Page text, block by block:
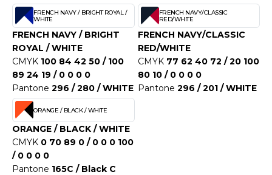
SEGURIDAD
DUICK
FRENCH NAVY / BRIGHT ROYAL /
WHITE
FRENCH NAVY / BRIGHT
ROYAL / WHITE
CMYK 100 84 42 50 / 100
89 24 19 / 0 0 0 0
Pantone 296 / 280 / WHITE
FRENCH NAVY/CLASSIC
RED/WHITE
FRENCH NAVY/CLASSIC
RED/WHITE
CMYK 77 62 40 72 / 20 100
80 10 / 0 0 0 0
Pantone 296 / 201 / WHITE
ORANGE / BLACK / WHITE
ORANGE / BLACK / WHITE
CMYK 0 70 89 0 / 0 0 0 100
/ 0 0 0 0
Pantone 165C / Black C